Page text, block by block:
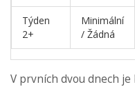
Týden
2+
Minimální
/ Žádná
V prvních dvou dnech